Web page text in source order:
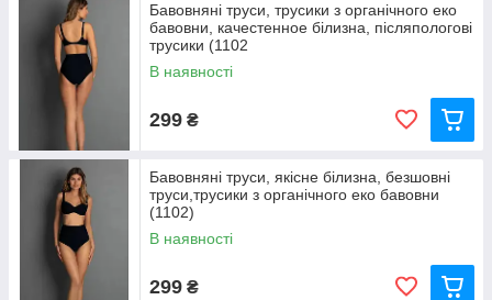
Бавовняні труси, трусики з органічного еко
бавовни, качестенное білизна, післяпологові
трусики (1102
В наявності
299 ₴
Бавовняні труси, якісне білизна, безшовні
труси,трусики з органічного еко бавовни
(1102)
В наявності
299 ₴